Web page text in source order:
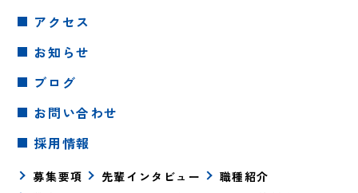
アクセス
お知らせ
ブログ
お問い合わせ
採用情報
募集要項 先輩インタビュー
職種紹介